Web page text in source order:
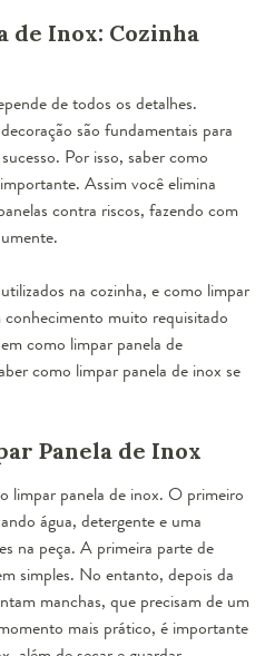
de Inox: Cozinha
de todos os detalhes.
são fundamentais para
Por isso, sabercomo
Assim você elimina
contra riscos, fazendo com
na cozinha, e como limpar
muito requisitado
como limpar panela de
como limpar panela de inox se
Panela de Inox
limpar panela de inox. O primeiro
água, detergente e uma
na peça. A primeira parte de
simples. No entanto, depois da
manchas, que precisam de um
mais prático, é importante